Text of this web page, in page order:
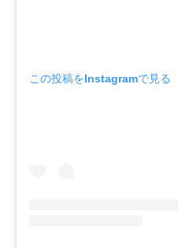
この投稿をInstagramで見る